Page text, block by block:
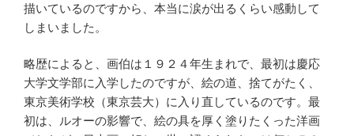
描いているのですから、本当に涙が出るくらい感動して
しまいました。
略歴によると、画伯は１９２４年生まれで、最初は慶応
大学文学部に入学したのですが、絵の道、捨てがたく、
東京美術学校（東京芸大）に入り直しているのです。最
初は、ルオーの影響で、絵の具を厚く塗りたくった洋画